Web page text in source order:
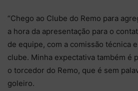
“Chego ao Clube do Remo para
a hora da apresentação para o
de equipe, com a comissão técnica
clube. Minha expectativa também é
o torcedor do Remo, que é sem
goleiro.